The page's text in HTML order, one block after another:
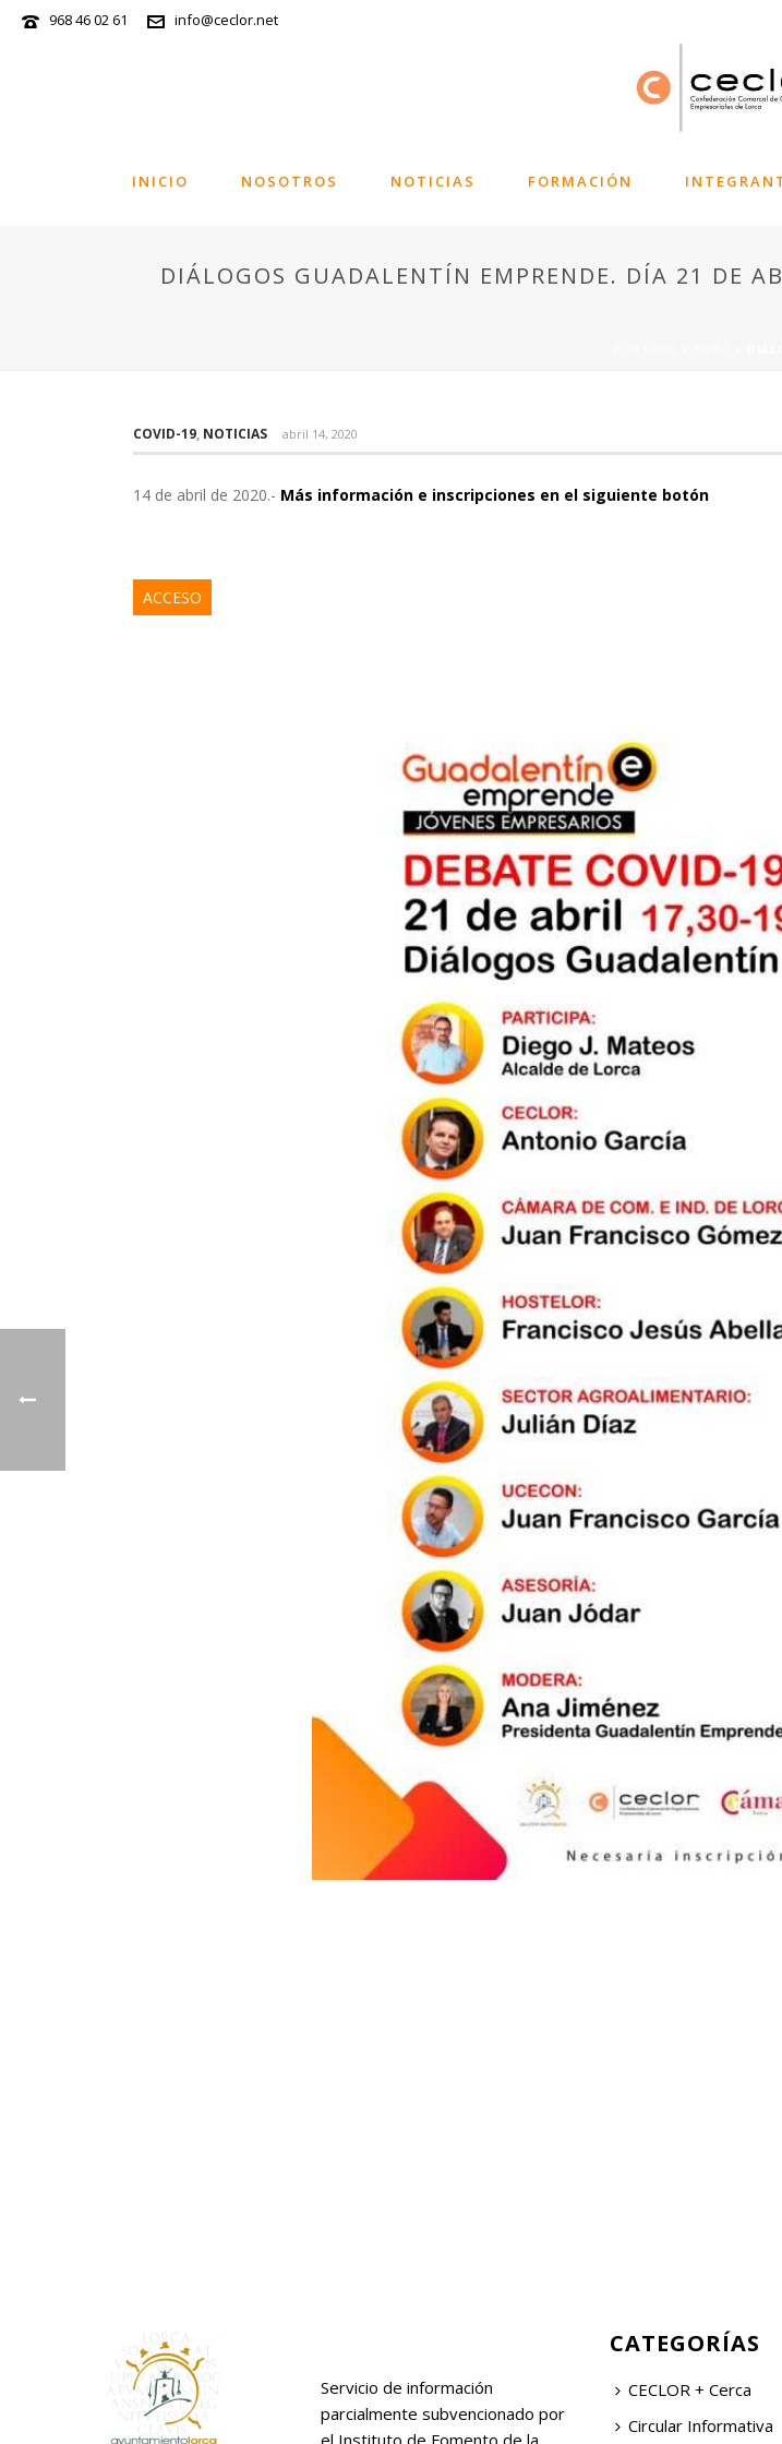
968 46 02 61 info@ceclor.net
INICIO NOSOTROS NOTICIAS FORMACIÓN
DIÁLOGOS GUADALENTÍN EMPRENDE. DÍA 21 DE
COVID-19, NOTICIAS abril 14, 2020
14 de abril de 2020.- Más información e inscripciones en el siguiente botón
ACCESO
Servicio de información
parcialmente subvencionado por
CATEGORÍAS
CECLOR + Cerca
Circular Informativa